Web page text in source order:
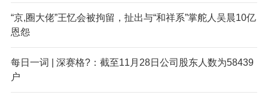
“京,圈大佬”王忆会被拘留，扯出与“和祥系”掌舵人吴晨10亿
恩怨
每日一词 | 深赛格?：截至11月28日公司股东人数为58439
户